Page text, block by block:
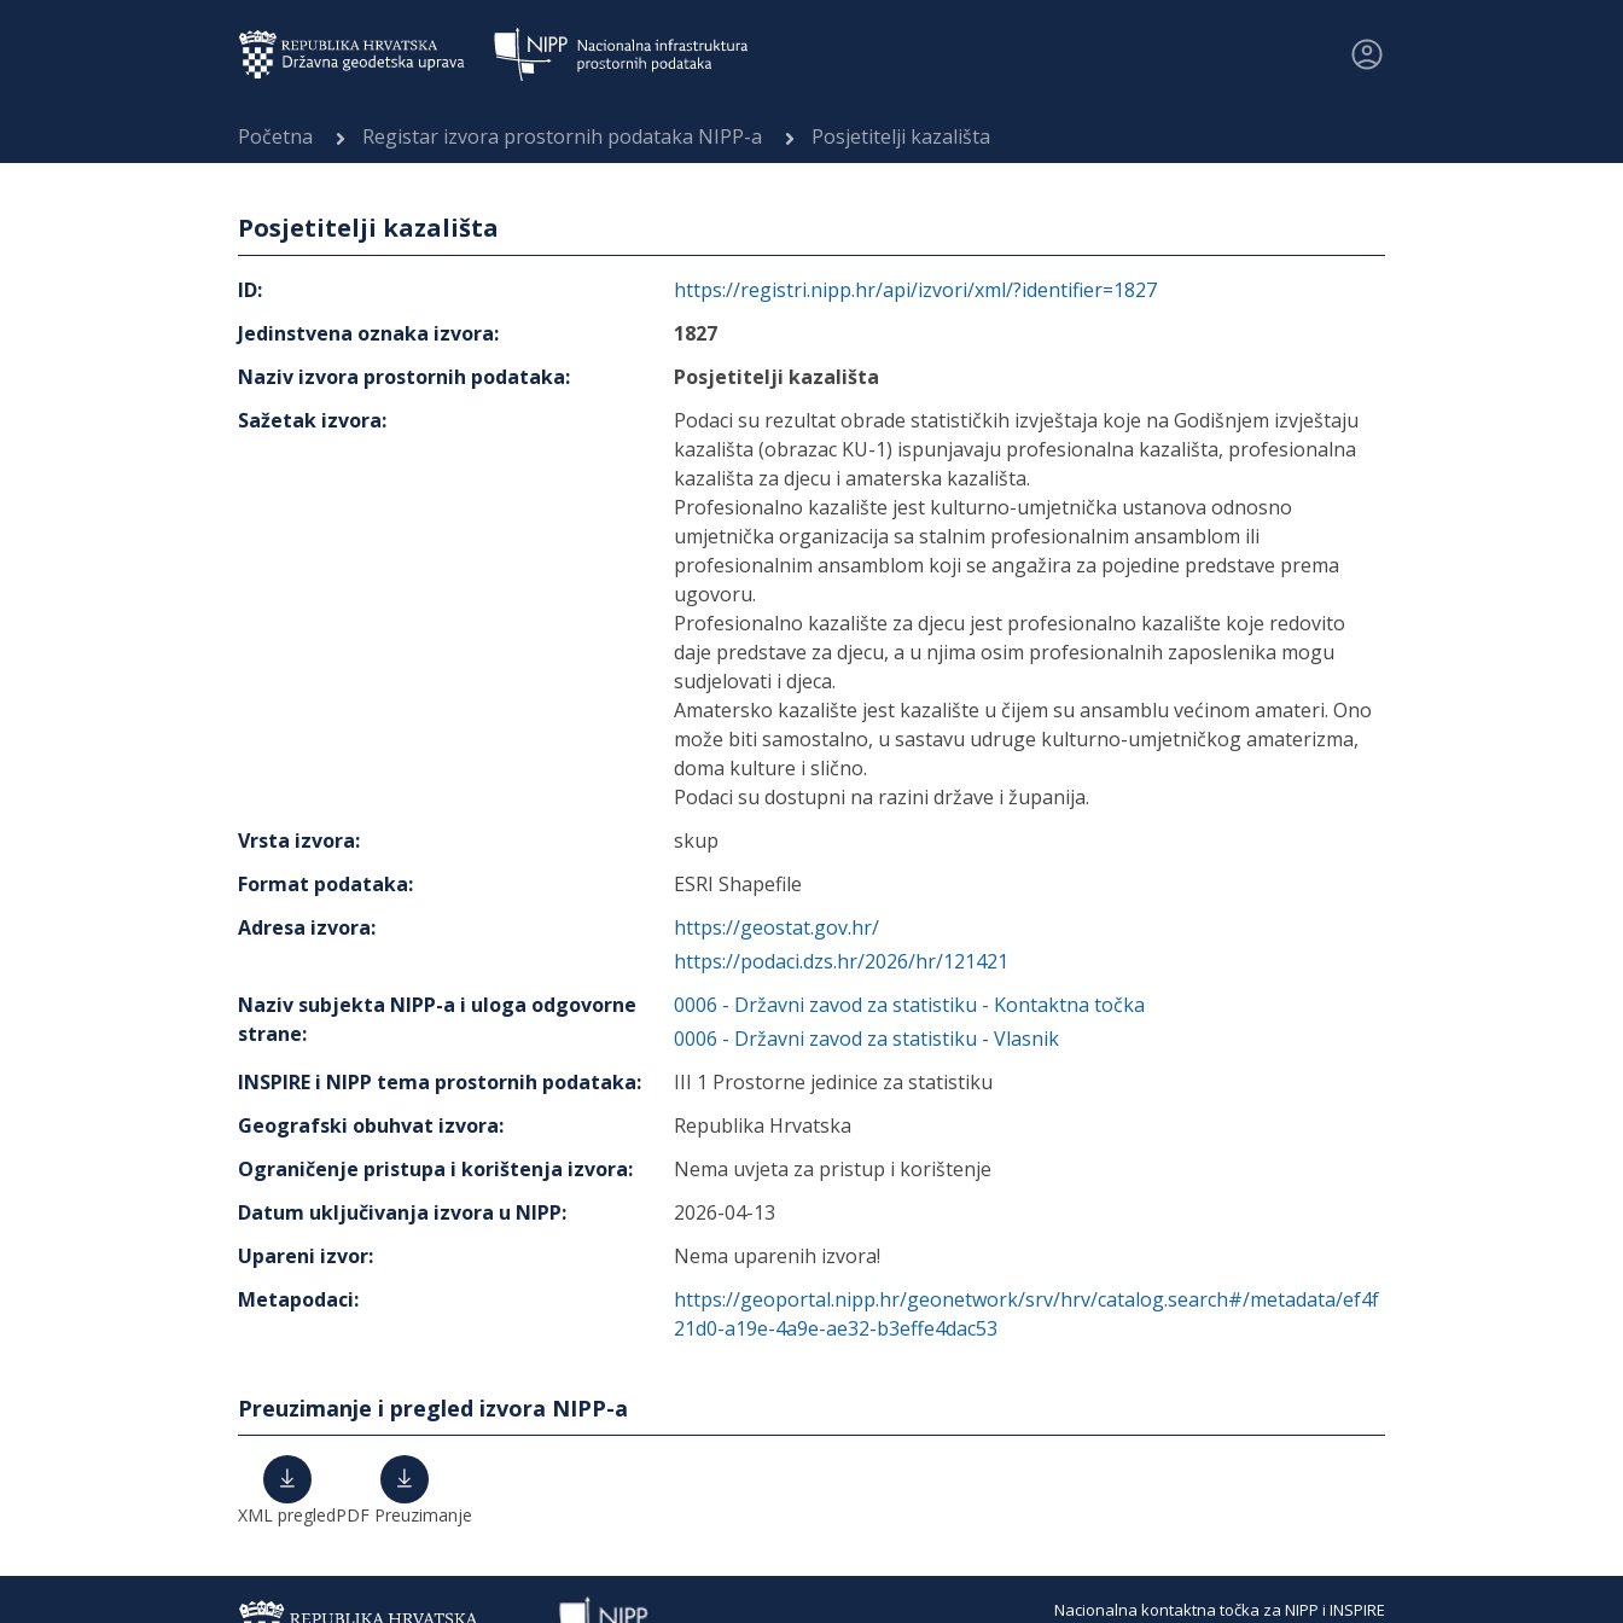
Početna Registar izvora prostornih podataka NIPP-a Posjetitelji kazališta
Posjetitelji kazališta
ID:
https://registri.nipp.hr/api/izvori/xml/?identifier=1827
Jedinstvena oznaka izvora:
1827
Naziv izvora prostornih podataka:
Posjetitelji kazališta
Sažetak izvora:
Podaci su rezultat obrade statističkih izvještaja koje na Godišnjem izvještaju
kazališta (obrazac KU-1) ispunjavaju profesionalna kazališta, profesionalna
kazališta za djecu i amaterska kazališta.
Profesionalno kazalište jest kulturno-umjetnička ustanova odnosno
umjetnička organizacija sa stalnim profesionalnim ansamblom ili
profesionalnim ansamblom koji se angažira za pojedine predstave prema
ugovoru.
Profesionalno kazalište za djecu jest profesionalno kazalište koje redovito
daje predstave za djecu, a u njima osim profesionalnih zaposlenika mogu
sudjelovati i djeca.
Amatersko kazalište jest kazalište u čijem su ansamblu većinom amateri. Ono
može biti samostalno, u sastavu udruge kulturno-umjetničkog amaterizma,
doma kulture i slično.
Podaci su dostupni na razini države i županija.
Vrsta izvora:
skup
Format podataka:
ESRI Shapefile
Adresa izvora:
https://geostat.gov.hr/
https://podaci.dzs.hr/2026/hr/121421
Naziv subjekta NIPP-a i uloga odgovorne
strane:
0006 - Državni zavod za statistiku - Kontaktna točka
0006 - Državni zavod za statistiku - Vlasnik
INSPIRE i NIPP tema prostornih podataka:
III 1 Prostorne jedinice za statistiku
Geografski obuhvat izvora:
Republika Hrvatska
Ograničenje pristupa i korištenja izvora:
Nema uvjeta za pristup i korištenje
Datum uključivanja izvora u NIPP:
2026-04-13
Upareni izvor:
Nema uparenih izvora!
Metapodaci:
https://geoportal.nipp.hr/geonetwork/srv/hrv/catalog.search#/metadata/ef4f
21d0-a19e-4a9e-ae32-b3effe4dac53
Preuzimanje i pregled izvora NIPP-a
XML pregledPDF Preuzimanje
Nacionalna kontaktna točka za NIPP i INSPIRE